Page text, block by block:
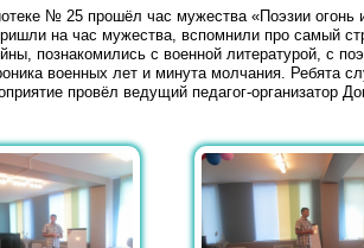
№ 25 прошёл час мужества «Поэзии
на час мужества, вспомнили про самый
познакомились с военной литературой, с
военных лет и минута молчания. Ребята
провёл ведущий педагог-организатор